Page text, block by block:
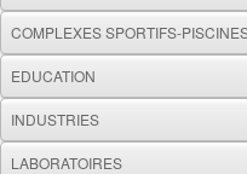
COMPLEXES SPORTIFS-
EDUCATION
INDUSTRIES
LABORATOIRES